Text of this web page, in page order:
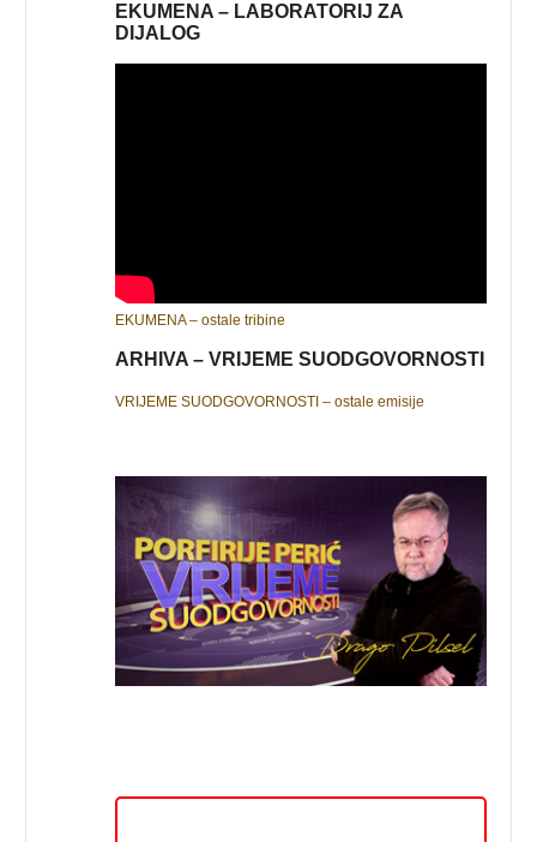
EKUMENA – LABORATORIJ ZA
DIJALOG
EKUMENA – ostale tribine
ARHIVA – VRIJEME SUODGOVORNOSTI
VRIJEME SUODGOVORNOSTI – ostale emisije